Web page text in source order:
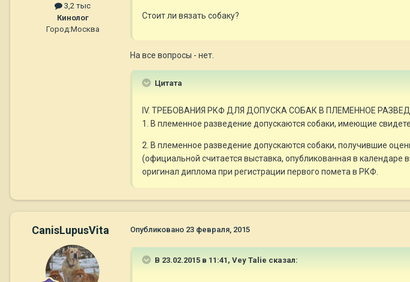
3,2 тыс
Кинолог
Город:Москва
Стоит ли вязать собаку?
На все вопросы - нет.
Цитата
IV. ТРЕБОВАНИЯ РКФ ДЛЯ ДОПУСКА СОБАК В ПЛЕМЕННОЕ
1. В племенное разведение допускаются собаки, имеющие
2. В племенное разведение допускаются собаки, получившие
(официальной считается выставка, опубликованная в
оригинал диплома при регистрации первого помета в РКФ.
CanisLupusVita Опубликовано 23 февраля, 2015
В 23.02.2015 в 11:41, Vey Talie сказал: